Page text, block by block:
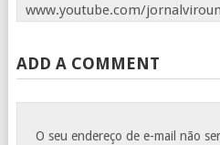
www.youtube.com/
ADD A COMMENT
O seu endereço de e-mail não